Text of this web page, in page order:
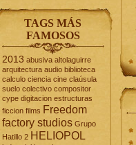
TAGS MÁS
FAMOSOS
2013 abusiva altolaguirre
arquitectura audio biblioteca
calculo ciencia cine claúsula
suelo colectivo compositor
cype digitacion estructuras
ficcion films Freedom
factory studios Grupo
Hatillo 2 HELIOPOL